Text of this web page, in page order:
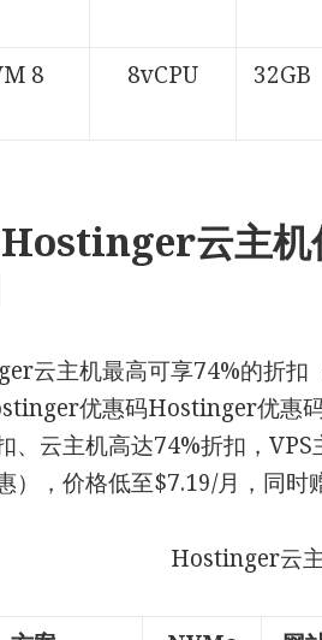
8 8vCPU 32GB
云主机
云主机最高可享74%的折扣
优惠码Hostinger优惠
、云主机高达74%折扣，
），价格低至$7.19/月，同时
Hostinger云